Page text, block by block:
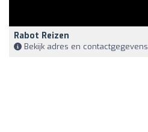
Rabot Reizen
Bekijk adres en contactgegevens